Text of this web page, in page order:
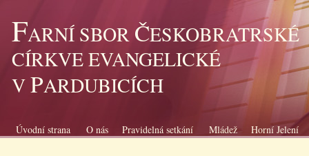
FARNÍ SBOR ČESKOBRATRSKÉ
CÍRKVE EVANGELICKÉ
VPARDUBICÍCH
Úvodní strana O nás Pravidelná setkání Mládež Horní Jelení